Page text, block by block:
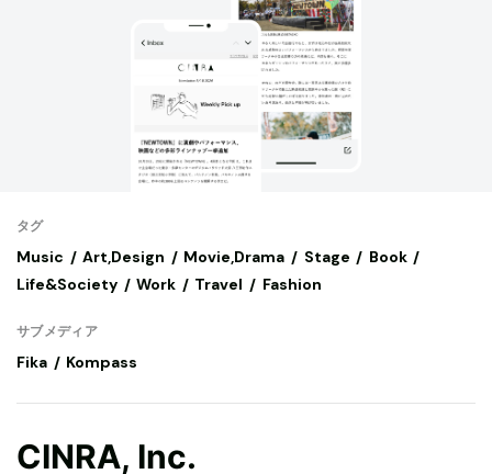
タグ
Music Art,Design Movie,Drama Stage
Book
Life&Society
Work Travel Fashion
サブメディア
Fika Kompass
CINRA, Inc.